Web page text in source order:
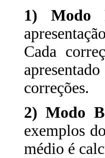
1) Modo
Cada
correções.
2) Modo
exemplos
médio é